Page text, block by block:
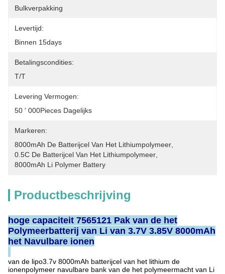
Bulkverpakking
Levertijd:
Binnen 15days
Betalingscondities:
T/T
Levering Vermogen:
50 ' 000Pieces Dagelijks
Markeren:
8000mAh De Batterijcel Van Het Lithiumpolymeer
0.5C De Batterijcel Van Het Lithiumpolymeer
8000mAh Li Polymer Battery
Productbeschrijving
hoge capaciteit 7565121 Pak van de het
Polymeerbatterij van Li van 3.7V 3.85V 8000mAh
het Navulbare ionen
van de lipo3.7v 8000mAh batterijcel van het lithium de
ionenpolymeer navulbare bank van de het polymeermacht van Li